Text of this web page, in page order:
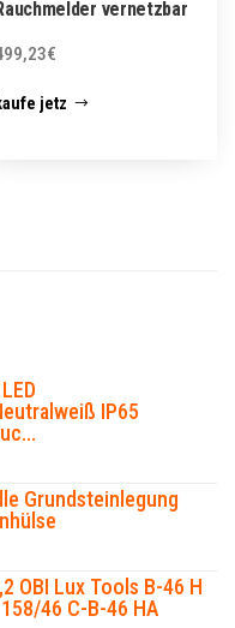
vernetzbar
€
jetz
IP65
Grundsteinlegung
OBI Lux Tools B-46 H
46 C-B-46 HA